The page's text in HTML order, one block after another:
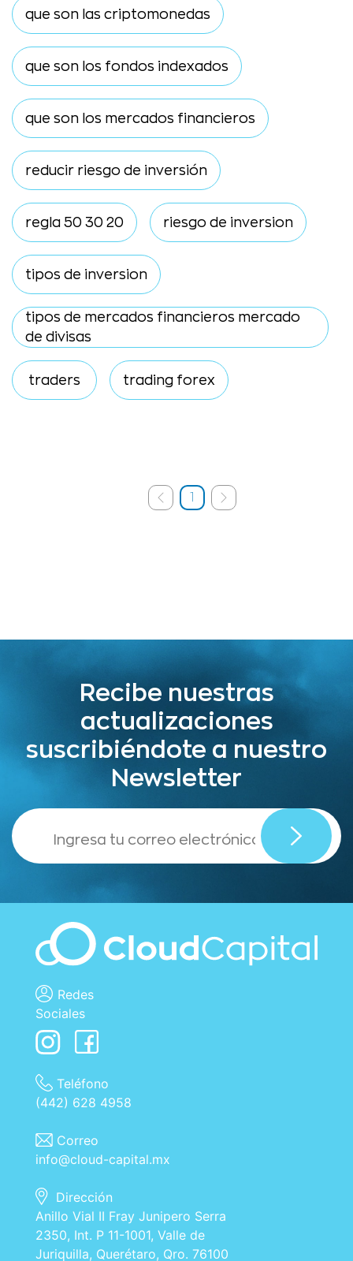
que son las criptomonedas
que son los fondos indexados
que son los mercados financieros
reducir riesgo de inversión
regla 50 30 20 riesgo de inversion
tipos de inversion
tipos de mercados financieros mercado
de divisas
traders trading forex
1
Recibe nuestras
actualizaciones
suscribiéndote a nuestro
Newsletter
,
Redes
Sociales
Teléfono
(442) 628 4958
Correo
info@cloud-capital.mx
Dirección
Anillo Vial II Fray Junipero Serra
2350, Int. P 11-1001, Valle de
Juriquilla, Querétaro, Qro. 76100